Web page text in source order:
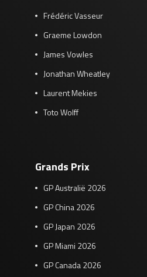
Frédéric Vasseur
Graeme Lowdon
James Vowles
Jonathan Wheatley
Laurent Mekies
Toto Wolff
Grands Prix
GP Australië 2026
GP China 2026
GP Japan 2026
GP Miami 2026
GP Canada 2026